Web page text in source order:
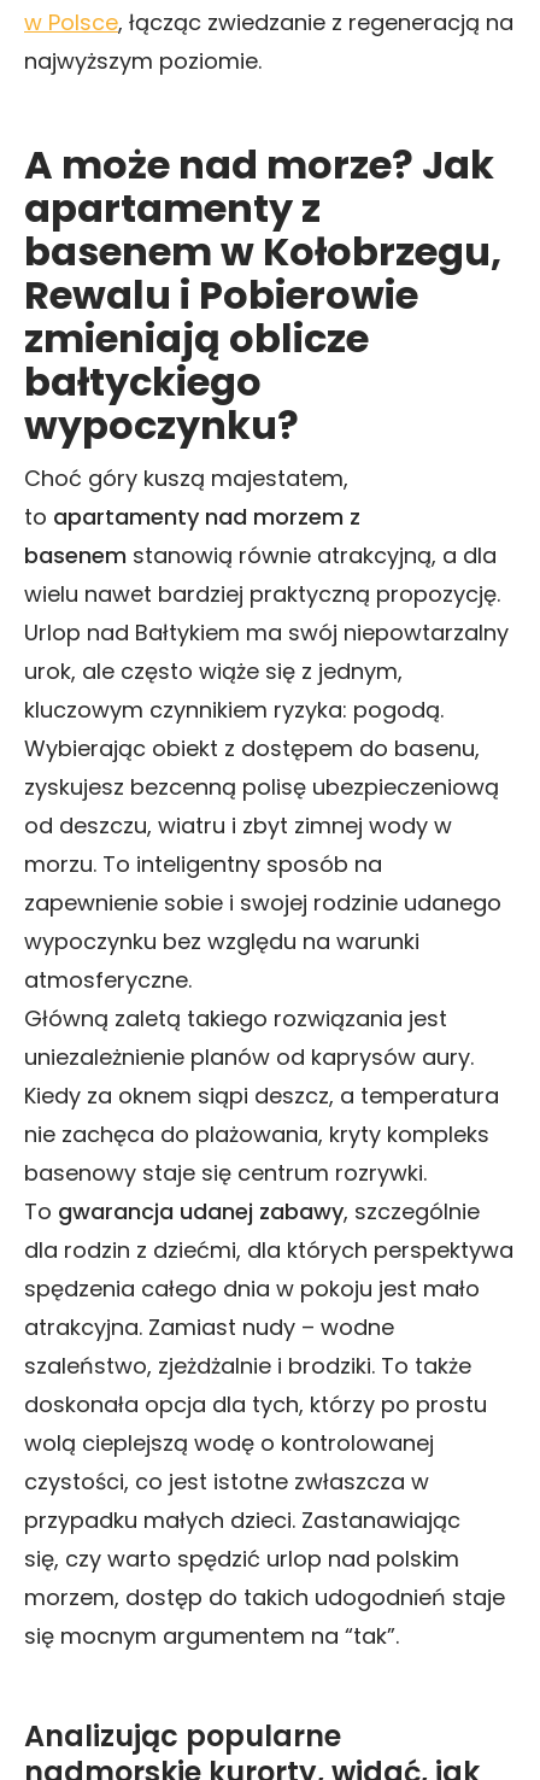
w Polsce, łącząc zwiedzanie z regeneracją na
najwyższym poziomie.
A może nad morze? Jak
apartamenty z
basenem w Kołobrzegu,
Rewalu i Pobierowie
zmieniają oblicze
bałtyckiego
wypoczynku?
Choć góry kuszą majestatem,
to apartamenty nad morzem z
basenem stanowią równie atrakcyjną, a dla
wielu nawet bardziej praktyczną propozycję.
Urlop nad Bałtykiem ma swój niepowtarzalny
urok, ale często wiąże się z jednym,
kluczowym czynnikiem ryzyka: pogodą.
Wybierając obiekt z dostępem do basenu,
zyskujesz bezcenną polisę ubezpieczeniową
od deszczu, wiatru i zbyt zimnej wody w
morzu. To inteligentny sposób na
zapewnienie sobie i swojej rodzinie udanego
wypoczynku bez względu na warunki
atmosferyczne.
Główną zaletą takiego rozwiązania jest
uniezależnienie planów od kaprysów aury.
Kiedy za oknem siąpi deszcz, a temperatura
nie zachęca do plażowania, kryty kompleks
basenowy staje się centrum rozrywki.
To gwarancja udanej zabawy, szczególnie
dla rodzin z dziećmi, dla których perspektywa
spędzenia całego dnia w pokoju jest mało
atrakcyjna. Zamiast nudy – wodne
szaleństwo, zjeżdżalnie i brodziki. To także
doskonała opcja dla tych, którzy po prostu
wolą cieplejszą wodę o kontrolowanej
czystości, co jest istotne zwłaszcza w
przypadku małych dzieci. Zastanawiając
się, czy warto spędzić urlop nad polskim
morzem, dostęp do takich udogodnień staje
się mocnym argumentem na “tak”.
Analizując popularne